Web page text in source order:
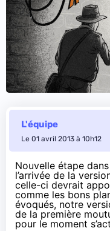
L'équipe
Le 01 avril 2013 à 10h12
Nouvelle étape
l’arrivée de la
celle-ci devrait
comme les bons
évoqués, notre
de la première
pour le moment